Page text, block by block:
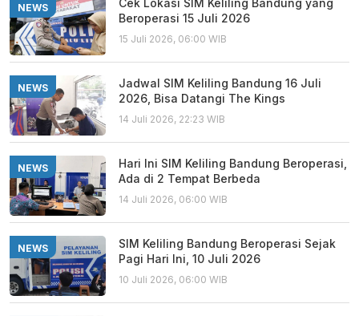
NEWS
Cek Lokasi SIM Keliling Bandung yang
Beroperasi 15 Juli 2026
15 Juli 2026, 06:00 WIB
NEWS
Jadwal SIM Keliling Bandung 16 Juli
2026, Bisa Datangi The Kings
14 Juli 2026, 22:23 WIB
NEWS
Hari Ini SIM Keliling Bandung Beroperasi,
Ada di 2 Tempat Berbeda
14 Juli 2026, 06:00 WIB
NEWS
SIM Keliling Bandung Beroperasi Sejak
Pagi Hari Ini, 10 Juli 2026
10 Juli 2026, 06:00 WIB